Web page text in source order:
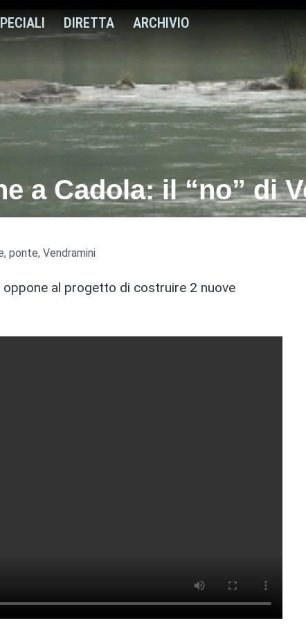
DIRETTA ARCHIVIO
a Cadola: il “no” di
, ponte, Vendramini
oppone al progetto di costruire 2 nuove